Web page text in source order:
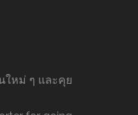
ใหม่ ๆ และคุย